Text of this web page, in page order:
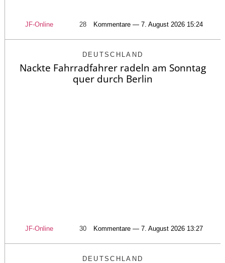
JF-Online 28 Kommentare — 7. August 2026 15:24
DEUTSCHLAND
Nackte Fahrradfahrer radeln am Sonntag
quer durch Berlin
JF-Online 30 Kommentare — 7. August 2026 13:27
DEUTSCHLAND